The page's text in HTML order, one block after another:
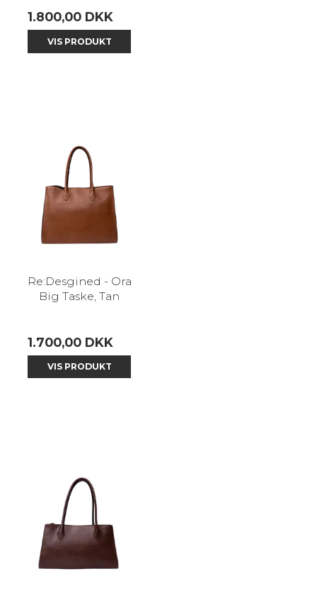
1.800,00 DKK
VIS PRODUKT
Re:Desgined - Ora
Big Taske, Tan
1.700,00 DKK
VIS PRODUKT